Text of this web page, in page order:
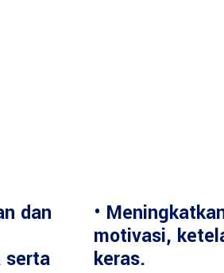
dan
serta
•
motivasi,
keras.